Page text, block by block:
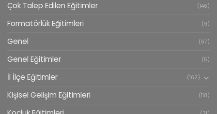
Çok Talep Edilen Eğitimler (146)
Formatörlük Eğitimleri (9)
Genel (67)
Genel Eğitimler (5)
İl İlçe Eğitimler (162)
Kişisel Gelişim Eğitimleri (118)